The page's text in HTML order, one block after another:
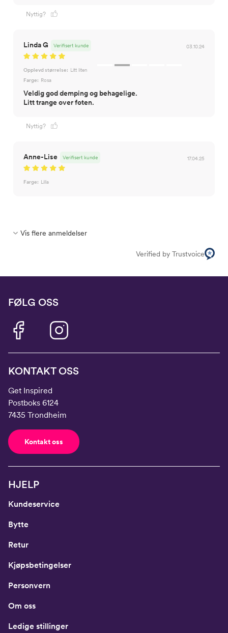
Nyttig?
Linda G 03.10.24
Verifisert kunde
Opplevd størrelse: Litt liten
Farge: Rosa
Veldig god demping og behagelige.
Litt trange over foten.
Nyttig?
Anne-Lise 17.04.25
Verifisert kunde
Farge: Lilla
Vis flere anmeldelser
Verified by Trustvoice
FØLG OSS
KONTAKT OSS
Get Inspired
Postboks 6124
7435 Trondheim
Kontakt oss
HJELP
Kundeservice
Bytte
Retur
Kjøpsbetingelser
Personvern
Om oss
Ledige stillinger